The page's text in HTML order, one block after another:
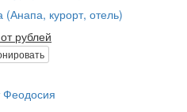
(Анапа, курорт, отель)
рублей
Феодосия